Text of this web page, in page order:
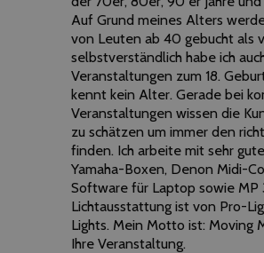
Auf Grund meines Alters
von Leuten ab 40 gebucht als
selbstverständlich habe ich
Veranstaltungen zum 18.
kennt kein Alter. Gerade bei
Veranstaltungen wissen die
zu schätzen um immer den
finden. Ich arbeite mit sehr
Yamaha-Boxen, Denon Midi-
Software für Laptop sowie MP
Lichtausstattung ist von Pro-
Lights. Mein Motto ist: Moving
Ihre Veranstaltung.